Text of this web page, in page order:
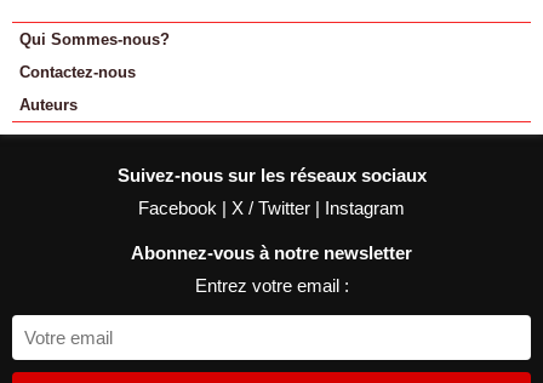
Qui Sommes-nous?
Contactez-nous
Auteurs
Suivez-nous sur les réseaux sociaux
Facebook | X / Twitter | Instagram
Abonnez-vous à notre newsletter
Entrez votre email :